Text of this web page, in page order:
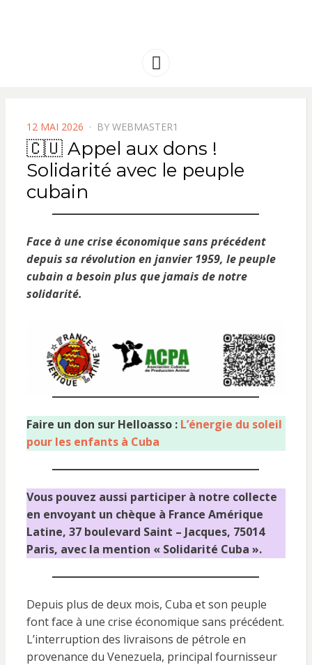
AMERIQUE
Menu
POSTED
ON
12 MAI 2026 BY WEBMASTER1
🇨🇺 Appel aux dons !
Solidarité avec le peuple
cubain
Face à une crise économique sans précédent
depuis sa révolution en janvier 1959, le peuple
cubain a besoin plus que jamais de notre
solidarité.
Faire un don sur Helloasso : L’énergie du soleil
pour les enfants à Cuba
Vous pouvez aussi participer à notre collecte
en envoyant un chèque à France Amérique
Latine, 37 boulevard Saint – Jacques, 75014
Paris, avec la mention « Solidarité Cuba ».
Depuis plus de deux mois, Cuba et son peuple
font face à une crise économique sans précédent.
L’interruption des livraisons de pétrole en
provenance du Venezuela, principal fournisseur